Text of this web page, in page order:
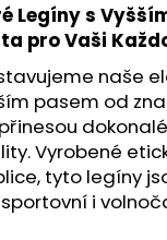
Legíny s
pro Vaši
naše
pasem od
Vyrobené
tyto legíny
i
ZÁDY ČERNÁ